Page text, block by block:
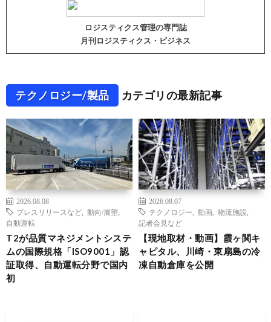
ロジスティクス管理の専門誌
月刊ロジスティクス・ビジネス
テクノロジー/製品 カテゴリの最新記事
2026.08.08
プレスリリースなど
動向/展望
自動運転
T2が品質マネジメントシステ
ムの国際規格「ISO9001」認
証取得、自動運転分野で国内
初
2026.08.07
テクノロジー
動画 物流施設
記者会見など
【現地取材・動画】霞ヶ関キ
ャピタル、川崎・東扇島の冷
凍自動倉庫を公開